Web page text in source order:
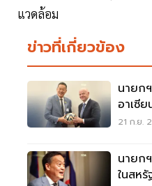
แวดล้อม
ข่าวที่เกี่ยวข้อง
นายก
อาเซี
โลก
21 ก.ย.
นายก
ในสห